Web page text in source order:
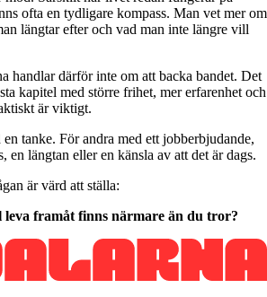
ofta en tydligare kompass. Man vet mer om
längtar efter och vad man inte längre vill
handlar därför inte om att backa bandet. Det
kapitel med större frihet, mer erfarenhet och
är viktigt.
tanke. För andra med ett jobberbjudande,
en längtan eller en känsla av att det är dags.
är värd att ställa:
framåt finns närmare än du tror?